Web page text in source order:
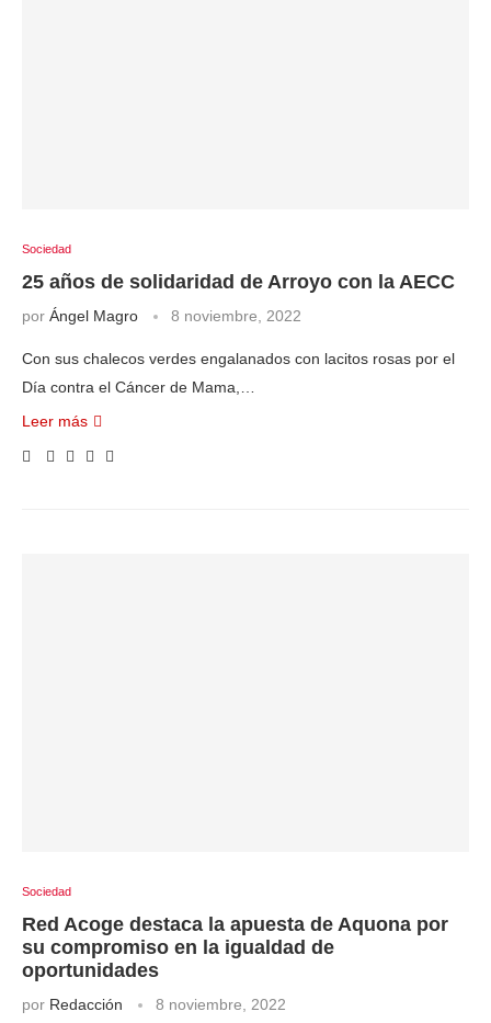
Sociedad
25 años de solidaridad de Arroyo con la AECC
por Ángel Magro 8 noviembre, 2022
Con sus chalecos verdes engalanados con lacitos rosas por el
Día contra el Cáncer de Mama,…
Leer más
Sociedad
Red Acoge destaca la apuesta de Aquona por
su compromiso en la igualdad de
oportunidades
por Redacción 8 noviembre, 2022